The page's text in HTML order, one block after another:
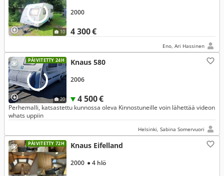
10 4 300 €
2000
Eno, Ari Hassinen
PÄIVITETTY 24H
20
Knaus 580
4 500 €
2006
Perhemalli, katsastettu kunnossa oleva Kinnostuneille voin lähettää videon
whats uppiin
Helsinki, Sabina Somervuori
PÄIVITETTY 72H Knaus Eifelland
2000 ● 4 hlö